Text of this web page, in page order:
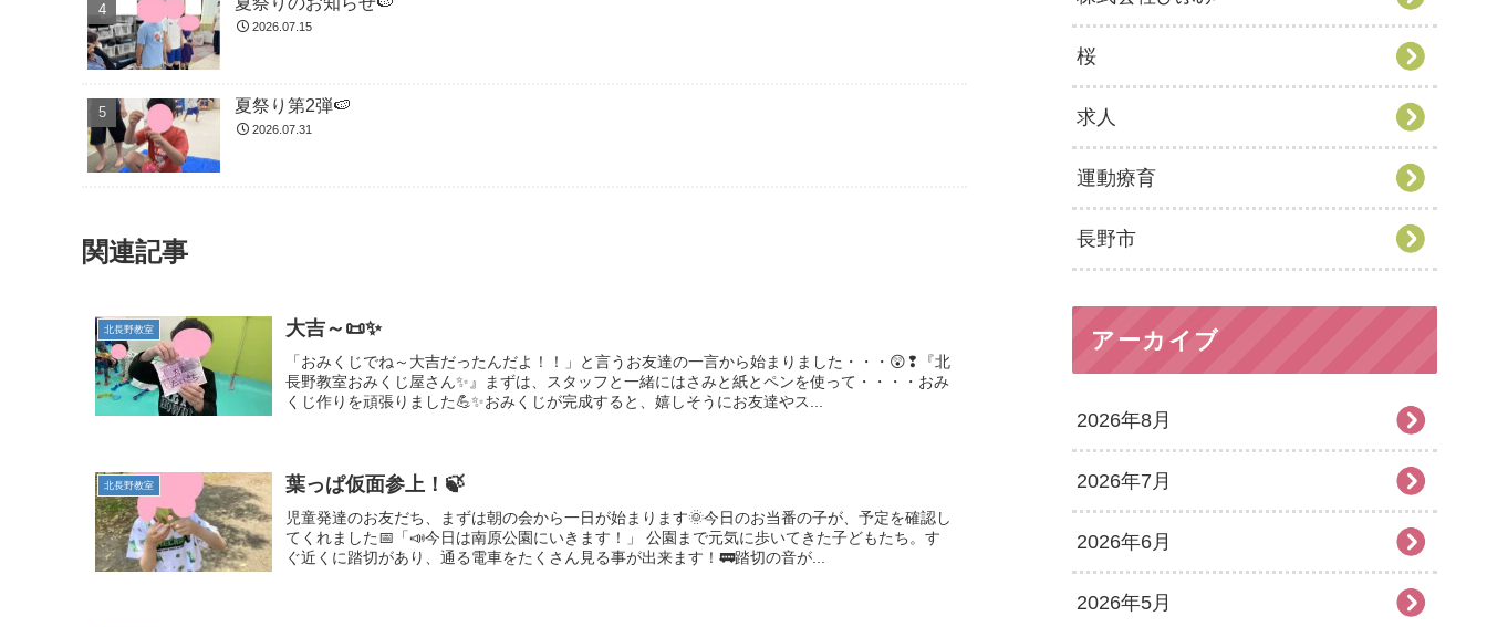
2026.07.15
夏祭り第2弾🍉
2026.07.31
関連記事
北長野教室 大吉～📜✨
「おみくじでね～大吉だったんだよ！！」と言うお友達の一言から始まりました・・・😲❢『北
長野教室おみくじ屋さん✨』まずは、スタッフと一緒にはさみと紙とペンを使って・・・・おみ
くじ作りを頑張りました💪✨おみくじが完成すると、嬉しそうにお友達やス...
北長野教室 葉っぱ仮面参上！🍃
児童発達のお友だち、まずは朝の会から一日が始まります🌞今日のお当番の子が、予定を確認し
てくれました📅「📣今日は南原公園にいきます！」 公園まで元気に歩いてきた子どもたち。す
ぐ近くに踏切があり、通る電車をたくさん見る事が出来ます！🚃踏切の音が...
桜
求人
運動療育
長野市
アーカイブ
2026年8月
2026年7月
2026年6月
2026年5月